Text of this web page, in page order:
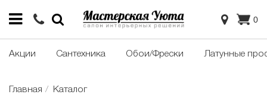
0
Акции Сантехника Обои/Фрески Латунные
Главная Каталог